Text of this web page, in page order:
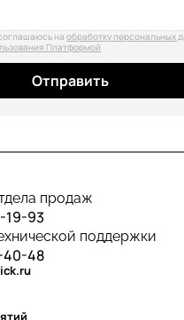
на обработку персональных
Платформой
Отправить
продаж
19-93
поддержки
40-48